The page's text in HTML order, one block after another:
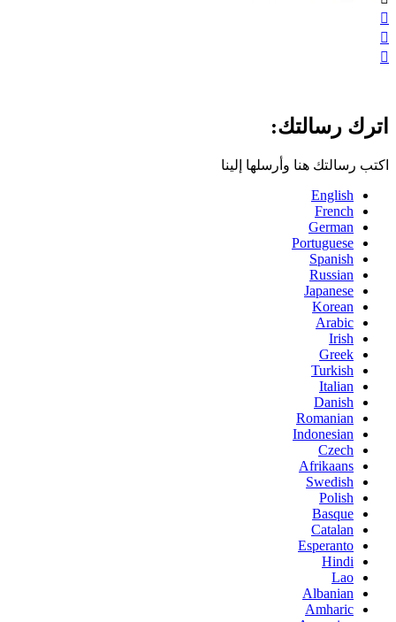



اترك رسالتك:
اكتب رسالتك هنا وأرسلها إلينا
English
French
German
Portuguese
Spanish
Russian
Japanese
Korean
Arabic
Irish
Greek
Turkish
Italian
Danish
Romanian
Indonesian
Czech
Afrikaans
Swedish
Polish
Basque
Catalan
Esperanto
Hindi
Lao
Albanian
Amharic